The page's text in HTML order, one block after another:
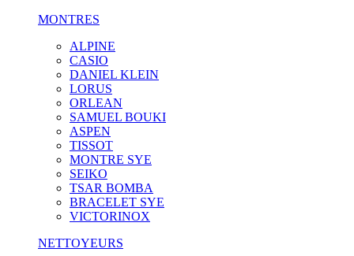
MONTRES
ALPINE
CASIO
DANIEL KLEIN
LORUS
ORLEAN
SAMUEL BOUKI
ASPEN
TISSOT
MONTRE SYE
SEIKO
TSAR BOMBA
BRACELET SYE
VICTORINOX
NETTOYEURS